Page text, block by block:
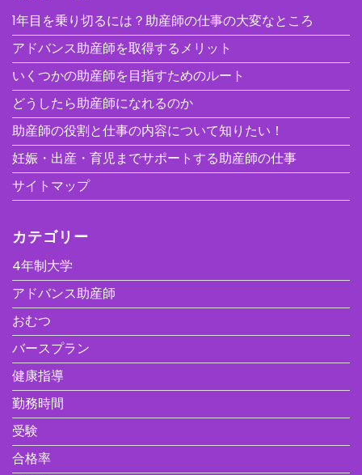
1年目を乗り切るには？助産師の仕事の大変なところ
アドバンス助産師を取得するメリット
いくつかの助産師を目指すためのルート
どうしたら助産師になれるのか
助産師の役割と仕事の内容について知りたい！
妊娠・出産・育児までサポートする助産師の仕事
サイトマップ
カテゴリー
4年制大学
アドバンス助産師
おむつ
バースプラン
健康指導
勤務時間
受験
合格率